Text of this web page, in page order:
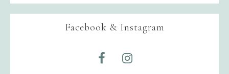
Facebook & Instagram